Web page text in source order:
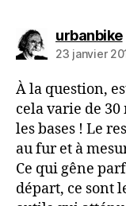
urbanbike
23 janvier
À la question,
cela varie de
les bases ! Le
au fur et à
Ce qui gêne
départ, ce sont